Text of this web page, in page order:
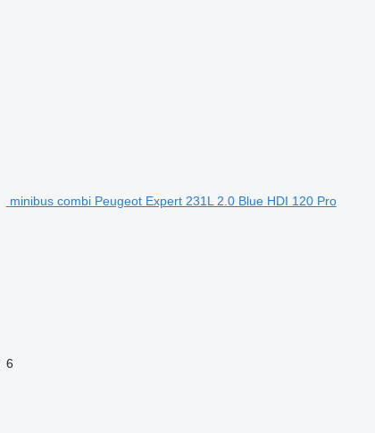
minibus combi Peugeot Expert 231L 2.0 Blue HDI 120 Pro
6